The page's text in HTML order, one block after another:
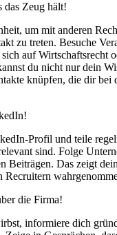
das Zeug hält!
um mit anderen
zu treten. Besuche
auf Wirtschaftsrecht
du nicht nur dein
knüpfen, die dir bei
Profil und teile
sind. Folge
Beiträgen. Das zeigt
Recruitern
die Firma!
informiere dich